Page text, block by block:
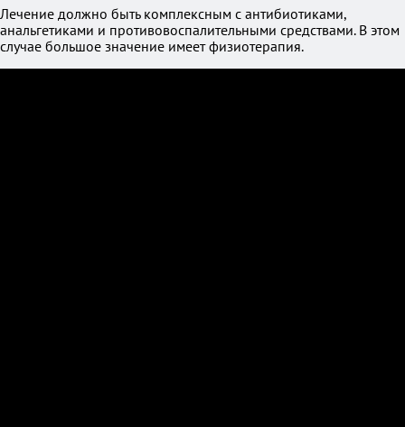
Лечение должно быть комплексным с антибиотиками,
анальгетиками и противовоспалительными средствами. В этом
случае большое значение имеет физиотерапия.